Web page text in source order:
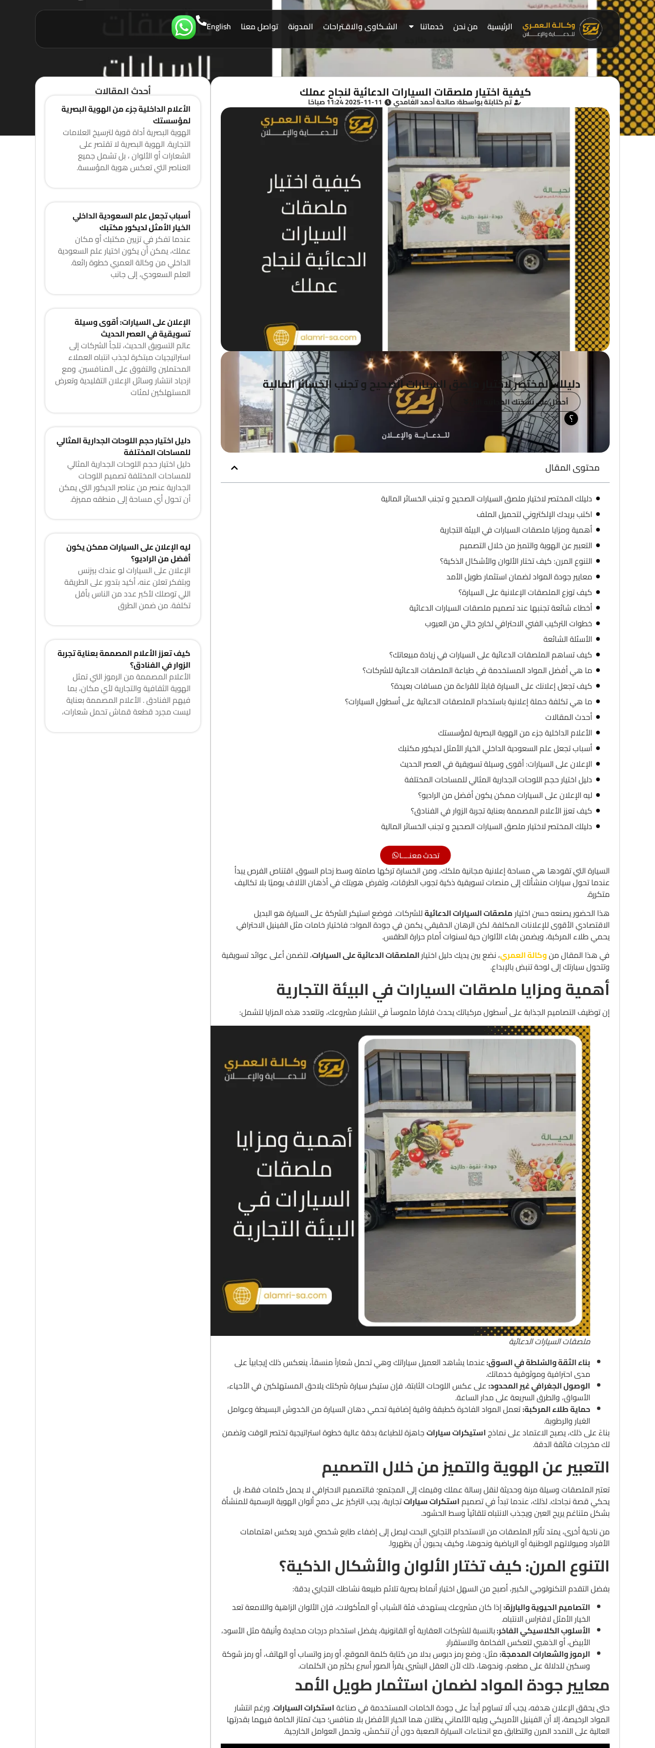
الرئيسية من نحن خدماتنا الشـكاوى والاقـتراحات المدونة تواصل معنا English
كيفية اختيار ملصقات السيارات الدعائية لنجاح عملك
تم كتابتة بواسطة: صالحة أحمد الغامدي 2025-11-11 11:24 صباحًا
دليلك المختصر لاختيار ملصق السيارات الصحيح و تجنب الخسائر المالية
أحصل على نسختك المجانية الآن
؟
محتوى المقال
دليلك المختصر لاختيار ملصق السيارات الصحيح و تجنب الخسائر المالية
اكتب بريدك الإلكتروني لتحميل الملف
أهمية ومزايا ملصقات السيارات في البيئة التجارية
التعبير عن الهوية والتميز من خلال التصميم
التنوع المرن: كيف تختار الألوان والأشكال الذكية؟
معايير جودة المواد لضمان استثمار طويل الأمد
كيف توزع الملصقات الإعلانية على السيارة؟
أخطاء شائعة تجنبها عند تصميم ملصقات السيارات الدعائية
خطوات التركيب الفني الاحترافي لخارج خالي من العيوب
الأسئلة الشائعة
كيف تساهم الملصقات الدعائية على السيارات في زيادة مبيعاتك؟
ما هي أفضل المواد المستخدمة في طباعة الملصقات الدعائية للشركات؟
كيف تجعل إعلانك على السيارة قابلاً للقراءة من مسافات بعيدة؟
ما هي تكلفة حملة إعلانية باستخدام الملصقات الدعائية على أسطول السيارات؟
أحدث المقالات
الأعلام الداخلية جزء من الهوية البصرية لمؤسستك
أسباب تجعل علم السعودية الداخلي الخيار الأمثل لديكور مكتبك
الإعلان على السيارات: أقوى وسيلة تسويقية في العصر الحديث
دليل اختيار حجم اللوحات الجدارية المثالي للمساحات المختلفة
ليه الإعلان على السيارات ممكن يكون أفضل من الراديو؟
كيف تعزز الأعلام المصممة بعناية تجربة الزوار في الفنادق؟
دليلك المختصر لاختيار ملصق السيارات الصحيح و تجنب الخسائر المالية
تحدث معنــــا
السيارة التي تقودها هي مساحة إعلانية مجانية ملكك، ومن الخسارة تركها صامتة وسط زحام السوق. اقتناص الفرص يبدأ
عندما تحول سيارات منشأتك إلى منصات تسويقية ذكية تجوب الطرقات، وتفرض هويتك في أذهان الآلاف يوميًا بلا تكاليف
متكررة.
هذا الحضور يصنعه حسن اختيار ملصقات السيارات الدعائيةللشركات. فوضع استيكر الشركة على السيارة هو البديل
الاقتصادي الأقوى للإعلانات المكلفة. لكن الرهان الحقيقي يكمن في جودة المواد؛ فاختيار خامات مثل الفينيل الاحترافي
يحمي طلاء المركبة، ويضمن بقاء الألوان حية لسنوات أمام حرارة الطقس.
في هذا المقال منوكالة العمري، نضع بين يديك دليل اختيارالملصقات الدعائية على السيارات، لتضمن أعلى عوائد تسويقية
وتتحول سيارتك إلى لوحة تنبض بالإبداع.
أهمية ومزايا ملصقات السيارات في البيئة التجارية
إن توظيف التصاميم الجذابة على أسطول مركباتك يحدث فارقاً ملموساً في انتشار مشروعك، وتتعدد هذه المزايا لتشمل:
ملصقات السيارات الدعائية
بناء الثقة والسُلطة في السوق:عندما يشاهد العميل سياراتك وهي تحمل شعاراً منسقاً، ينعكس ذلك إيجابياً على
مدى احترافية وموثوقية خدماتك.
الوصول الجغرافي غير المحدود:على عكس اللوحات الثابتة، فإن ستيكر سيارة شركتك يلاحق المستهلكين في الأحياء،
الأسواق، والطرق السريعة على مدار الساعة.
حماية طلاء المركبة:تعمل المواد الفاخرة كطبقة واقية إضافية تحمي دهان السيارة من الخدوش البسيطة وعوامل
الغبار والرطوبة.
بناءً على ذلك، يصبح الاعتماد على نماذجاستيكرات سياراتجاهزة للطباعة بدقة عالية خطوة استراتيجية تختصر الوقت وتضمن
لك مخرجات فائقة الدقة.
التعبير عن الهوية والتميز من خلال التصميم
تعتبر الملصقات وسيلة مرنة وحديثة لنقل رسالة عملك وقيمك إلى المجتمع؛ فالتصميم الاحترافي لا يحمل كلمات فقط، بل
يحكي قصة نجاحك. لذلك، عندما تبدأ في تصميماستكرات سياراتتجارية، يجب التركيز على دمج ألوان الهوية الرسمية للمنشأة
بشكل متناغم يريح العين ويجذب الانتباه تلقائياً وسط الحشود.
من ناحية أخرى، يمتد تأثير الملصقات من الاستخدام التجاري البحت ليصل إلى إضفاء طابع شخصي فريد يعكس اهتمامات
الأفراد وميولاتهم الوطنية أو الرياضية ونحوها، وكيف يحبون أن يظهروا.
التنوع المرن: كيف تختار الألوان والأشكال الذكية؟
بفضل التقدم التكنولوجي الكبير، أصبح من السهل اختيار أنماط بصرية تلائم طبيعة نشاطك التجاري بدقة:
التصاميم الحيوية والبارزة:إذا كان مشروعك يستهدف فئة الشباب أو المأكولات، فإن الألوان الزاهية واللامعة تعد
الخيار الأمثل لافتراس الانتباه.
الأسلوب الكلاسيكي الفاخر:بالنسبة للشركات العقارية أو القانونية، يفضل استخدام درجات محايدة وأنيقة مثل الأسود،
الأبيض، أو الذهبي لتعكس الفخامة والاستقرار.
الرموز والشعارات المدمجة:مثل: وضع رمز دبوس بدلا من كتابة كلمة الموقع، أو رمز واتساب أو الهاتف، أو رمز شوكة
وسكين للدلالة على مطعم، ونحوها، ذلك لأن العقل البشري يقرأ الصور أسرع بكثير من الكلمات.
معايير جودة المواد لضمان استثمار طويل الأمد
حتى يحقق الإعلان هدفه، يجب ألا تساوم أبداً على جودة الخامات المستخدمة في صناعةاستكرات السيارات. ورغم انتشار
المواد الرخيصة، إلا أن الفينيل الأمريكي ويليه الألماني يظلان هما الخيار الأفضل بلا منافس؛ حيث تمتاز الخامة فيهما بقدرتها
العالية على التمدد المرن والتطابق مع انحناءات السيارة الصعبة دون أن تنكمش، وتحمل العوامل الخارجية.
أحدث المقالات
الأعلام الداخلية جزء من الهوية البصرية
لمؤسستك
الهوية البصرية أداة قوية لترسيخ العلامات
التجارية. الهوية البصرية لا تقتصر على
الشعارات أو الألوان ، بل تشمل جميع
العناصر التي تعكس هوية المؤسسة.
أسباب تجعل علم السعودية الداخلي
الخيار الأمثل لديكور مكتبك
عندما تفكر في تزيين مكتبك أو مكان
عملك، يمكن أن يكون اختيار علم السعودية
الداخلي من وكالة العمري خطوة رائعة.
العلم السعودي، إلى جانب
الإعلان على السيارات: أقوى وسيلة
تسويقية في العصر الحديث
عالم التسويق الحديث، تلجأ الشركات إلى
استراتيجيات مبتكرة لجذب انتباه العملاء
المحتملين والتفوق على المنافسين. ومع
ازدياد انتشار وسائل الإعلان التقليدية وتعرض
المستهلكين لمئات
دليل اختيار حجم اللوحات الجدارية المثالي
للمساحات المختلفة
دليل اختيار حجم اللوحات الجدارية المثالي
للمساحات المختلفة تصميم اللوحات
الجدارية عنصر من عناصر الديكور التي يمكن
أن تحول أي مساحة إلى منطقه مميزة.
ليه الإعلان على السيارات ممكن يكون
أفضل من الراديو؟
الإعلان على السيارات لو عندك بيزنس
وبتفكر تعلن عنه، أكيد بتدور على الطريقة
اللي توصلك لأكبر عدد من الناس بأقل
تكلفة. من ضمن الطرق
كيف تعزز الأعلام المصممة بعناية تجربة
الزوار في الفنادق؟
الأعلام المصممة من الرموز التي تمثل
الهوية الثقافية والتجارية لأي مكان، بما
فيهم الفنادق . الأعلام المصممة بعناية
ليست مجرد قطعة قماش تحمل شعارات،